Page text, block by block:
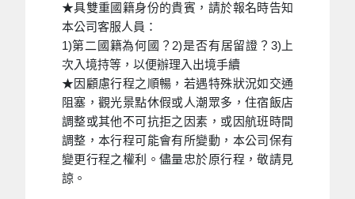
★具雙重國籍身份的貴賓，請於報名時告知
本公司客服人員：
1)第二國籍為何國？2)是否有居留證？3)上
次入境持等，以便辦理入出境手續
★因顧慮行程之順暢，若遇特殊狀況如交通
阻塞，觀光景點休假或人潮眾多，住宿飯店
調整或其他不可抗拒之因素，或因航班時間
調整，本行程可能會有所變動，本公司保有
變更行程之權利。儘量忠於原行程，敬請見
諒。